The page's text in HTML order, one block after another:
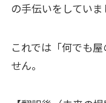
の手伝いをしていま
これでは「何でも
せん。